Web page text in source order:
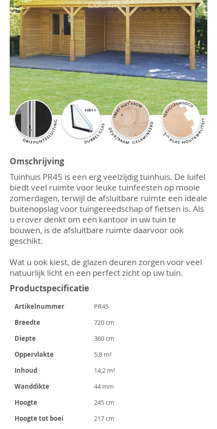
afbeeldingen-
gallerij
naar
begin
van
de
afbeeldingen-
gallerij
Omschrijving
Tuinhuis PR45 is een erg veelzijdig tuinhuis. De luifel
biedt veel ruimte voor leuke tuinfeesten op mooie
zomerdagen, terwijl de afsluitbare ruimte een ideale
buitenopslag voor tuingereedschap of fietsen is. Als
u erover denkt om een kantoor in uw tuin te
bouwen, is de afsluitbare ruimte daarvoor ook
geschikt.
Wat u ook kiest, de glazen deuren zorgen voor veel
natuurlijk licht en een perfect zicht op uw tuin.
Productspecificatie
Artikelnummer
PR45
Breedte
720 cm
Diepte
360 cm
Oppervlakte
5,8 m²
Inhoud
14,2 m³
Wanddikte
44 mm
Hoogte
245 cm
Hoogte tot boei
217 cm